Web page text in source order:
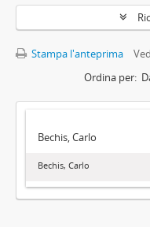
Stampa l'anteprima
Ordina per:
Bechis, Carlo
Bechis, Carlo